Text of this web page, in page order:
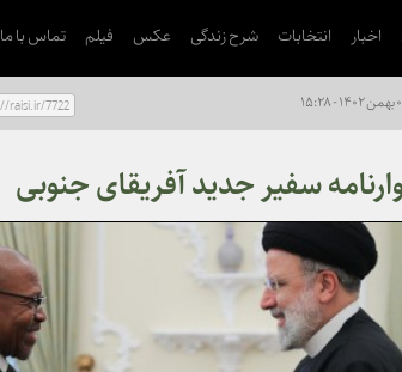
اخبار انتخابات شرح زندگی عکس فیلم تماس با ما
سفیر جدید آفریقای جنوبی